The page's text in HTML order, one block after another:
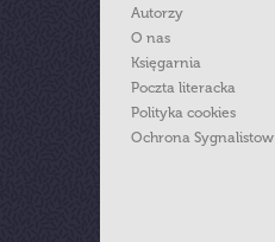
Autorzy
O nas
Księgarnia
Poczta literacka
Polityka cookies
Ochrona Sygnalistow